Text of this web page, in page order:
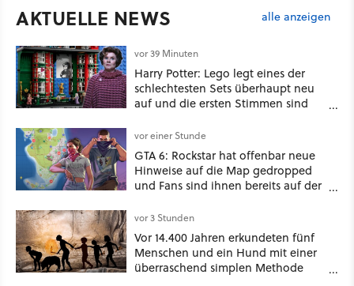
AKTUELLE NEWS alle anzeigen
vor 39 Minuten
Harry Potter: Lego legt eines der
schlechtesten Sets überhaupt neu
auf und die ersten Stimmen sind
vor einer Stunde
GTA 6: Rockstar hat offenbar neue
Hinweise auf die Map gedropped
und Fans sind ihnen bereits auf der
vor 3 Stunden
Vor 14.400 Jahren erkundeten fünf
Menschen und ein Hund mit einer
überraschend simplen Methode